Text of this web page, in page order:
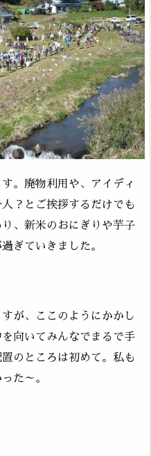
。廃物利用や、アイディ
？とご挨拶するだけでも
、新米のおにぎりや芋子
ぎていきました。
が、ここのようにかかし
向いてみんなでまるで手
のところは初めて。私も
た～。